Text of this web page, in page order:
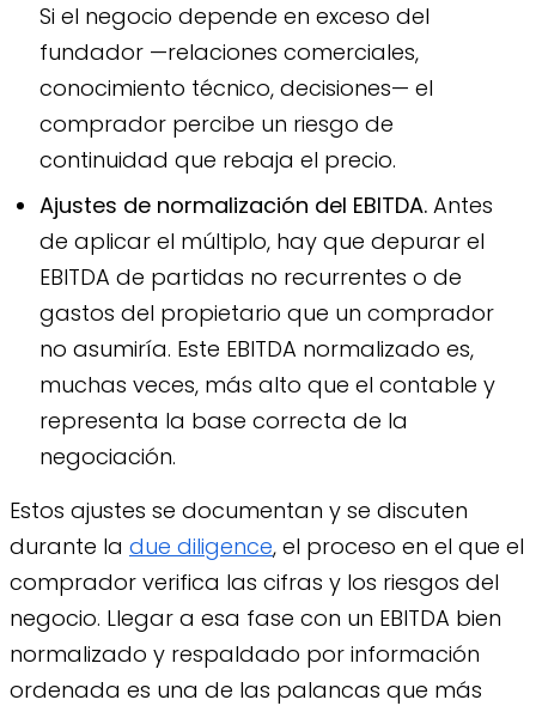
Si el negocio depende en exceso del
fundador —relaciones comerciales,
conocimiento técnico, decisiones— el
comprador percibe un riesgo de
continuidad que rebaja el precio.
Ajustes de normalización del EBITDA. Antes
de aplicar el múltiplo, hay que depurar el
EBITDA de partidas no recurrentes o de
gastos del propietario que un comprador
no asumiría. Este EBITDA normalizado es,
muchas veces, más alto que el contable y
representa la base correcta de la
negociación.
Estos ajustes se documentan y se discuten
durante la due diligence, el proceso en el que el
comprador verifica las cifras y los riesgos del
negocio. Llegar a esa fase con un EBITDA bien
normalizado y respaldado por información
ordenada es una de las palancas que más